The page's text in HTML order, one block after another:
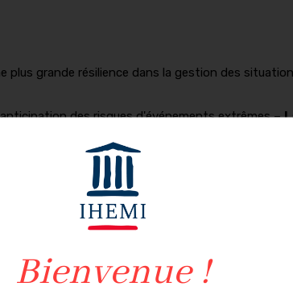
plus grande résilience dans la gestion des
des risques d'événements extrêmes –
Expérimentation de la vidéoprotection augmentée
Armand RAUDIN, Nicolas DESPALLES
Lieutenant-colonel Sylvain BOSSERELLE,
la résilience des primo-intervenants –
fondées sur la nature ? –Amalia HARISMENDY